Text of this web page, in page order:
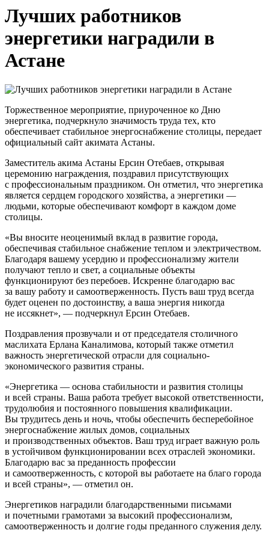
Лучших работников
энергетики наградили в
Астане
Торжественное мероприятие, приуроченное ко Дню
энергетика, подчеркнуло значимость труда тех, кто
обеспечивает стабильное энергоснабжение столицы, передает
официальный сайт акимата Астаны.
Заместитель акима Астаны Ерсин Отебаев, открывая
церемонию награждения, поздравил присутствующих
с профессиональным праздником. Он отметил, что энергетика
является сердцем городского хозяйства, а энергетики —
людьми, которые обеспечивают комфорт в каждом доме
столицы.
«Вы вносите неоценимый вклад в развитие города,
обеспечивая стабильное снабжение теплом и электричеством.
Благодаря вашему усердию и профессионализму жители
получают тепло и свет, а социальные объекты
функционируют без перебоев. Искренне благодарю вас
за вашу работу и самоотверженность. Пусть ваш труд всегда
будет оценен по достоинству, а ваша энергия никогда
не иссякнет», — подчеркнул Ерсин Отебаев.
Поздравления прозвучали и от председателя столичного
маслихата Ерлана Каналимова, который также отметил
важность энергетической отрасли для социально-
экономического развития страны.
«Энергетика — основа стабильности и развития столицы
и всей страны. Ваша работа требует высокой ответственности,
трудолюбия и постоянного повышения квалификации.
Вы трудитесь день и ночь, чтобы обеспечить бесперебойное
энергоснабжение жилых домов, социальных
и производственных объектов. Ваш труд играет важную роль
в устойчивом функционировании всех отраслей экономики.
Благодарю вас за преданность профессии
и самоотверженность, с которой вы работаете на благо города
и всей страны», — отметил он.
Энергетиков наградили благодарственными письмами
и почетными грамотами за высокий профессионализм,
самоотверженность и долгие годы преданного служения делу.